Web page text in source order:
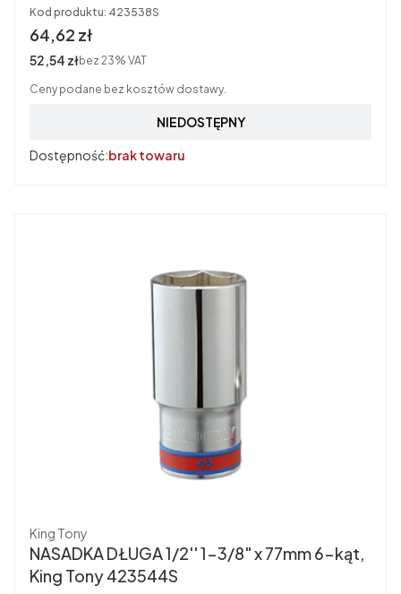
Kod produktu: 423538S
Cena brutto
64,62 zł
Cena netto
52,54 złbez 23% VAT
Ceny podane bez kosztów dostawy.
NIEDOSTĘPNY
Dostępność:brak towaru
Producent
King Tony
NASADKA DŁUGA 1/2'' 1-3/8" x 77mm 6-kąt,
King Tony 423544S